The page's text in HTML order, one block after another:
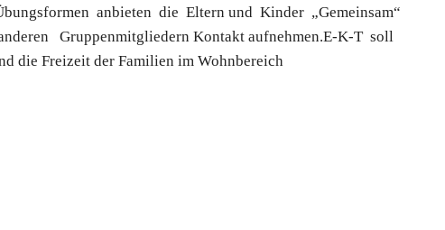
anbieten die Eltern und Kinder „Gemeinsam“
Gruppenmitgliedern Kontakt aufnehmen.E-K-T soll
die Freizeit der Familien im Wohnbereich